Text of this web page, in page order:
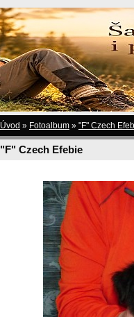
Úvod » Fotoalbum » "F" Czech
"F" Czech Efebie